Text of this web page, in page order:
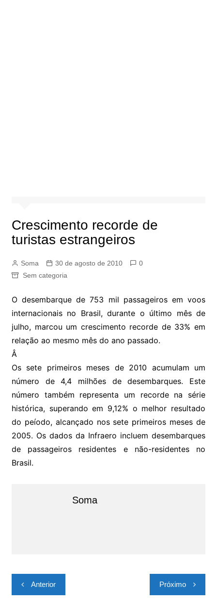
Crescimento recorde de
turistas estrangeiros
Soma 30 de agosto de 2010
0
Sem categoria
O desembarque de 753 mil passageiros em voos
internacionais no Brasil, durante o último mês de
julho, marcou um crescimento recorde de 33% em
relação ao mesmo mês do ano passado.
Â
Os sete primeiros meses de 2010 acumulam um
número de 4,4 milhões de desembarques. Este
número também representa um recorde na série
histórica, superando em 9,12% o melhor resultado
do peíodo, alcançado nos sete primeiros meses de
2005. Os dados da Infraero incluem desembarques
de passageiros residentes e não-residentes no
Brasil.
Soma
Navegação
de
Anterior Próximo